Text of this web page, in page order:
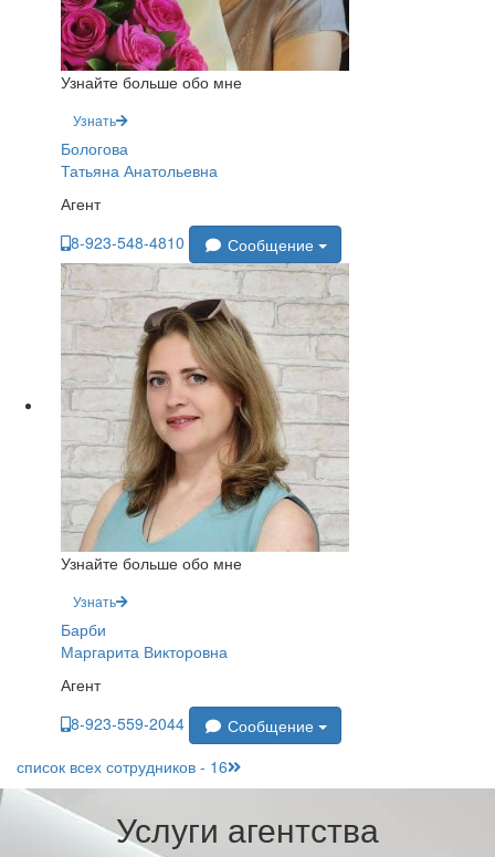
Узнайте больше обо мне
Узнать
Бологова
Татьяна Анатольевна
Агент
8-923-548-4810
Сообщение
Узнайте больше обо мне
Узнать
Барби
Маргарита Викторовна
Агент
8-923-559-2044
Сообщение
список всех сотрудников - 16
Услуги агентства